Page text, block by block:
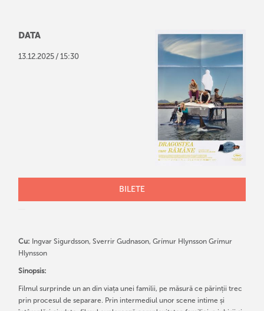
DATA
13.12.2025 / 15:30
BILETE
Cu: Ingvar Sigurdsson, Sverrir Gudnason, Grímur Hlynsson Grímur
Hlynsson
Sinopsis:
Filmul surprinde un an din viața unei familii, pe măsură ce părinții trec
prin procesul de separare. Prin intermediul unor scene intime și